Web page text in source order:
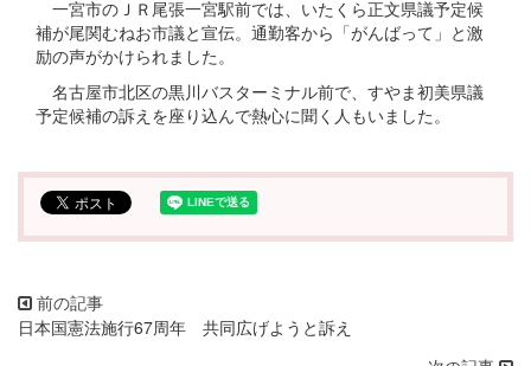
一宮市のＪＲ尾張一宮駅前では、いたくら正文県議予定候
補が尾関むねお市議と宣伝。通勤客から「がんばって」と激
励の声がかけられました。
名古屋市北区の黒川バスターミナル前で、すやま初美県議
予定候補の訴えを座り込んで熱心に聞く人もいました。
日本国憲法施行67周年 共同広げようと訴え